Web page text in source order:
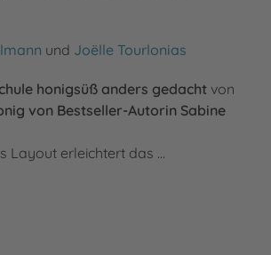
und Joëlle Tourlonias
honigsüß anders gedacht von
von Bestseller-Autorin Sabine
Layout erleichtert das …